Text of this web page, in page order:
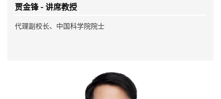
贾金锋 - 讲席教授
代理副校长、中国科学院院士